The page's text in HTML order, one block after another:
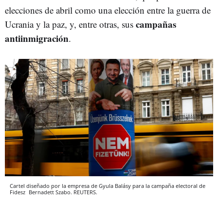
elecciones de abril como una elección entre la guerra de
Ucrania y la paz, y, entre otras, sus campañas
antiinmigración.
Cartel diseñado por la empresa de Gyula Balásy para la campaña electoral de
Fidesz Bernadett Szabo. REUTERS.